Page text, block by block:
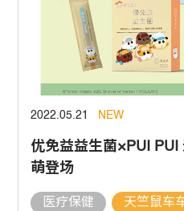
2022.05.21 NEW
优免益益生菌×PUI PUI
萌登场
医疗保健 天竺鼠车